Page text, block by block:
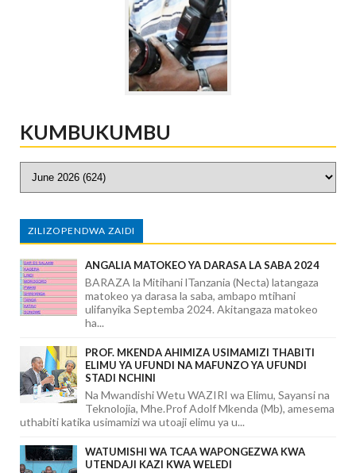
KUMBUKUMBU
ZILIZOPENDWA ZAIDI
ANGALIA MATOKEO YA DARASA LA SABA 2024
BARAZA la Mitihani lTanzania (Necta) latangaza
matokeo ya darasa la saba, ambapo mtihani
ulifanyika Septemba 2024. Akitangaza matokeo
ha...
PROF. MKENDA AHIMIZA USIMAMIZI THABITI
ELIMU YA UFUNDI NA MAFUNZO YA UFUNDI
STADI NCHINI
Na Mwandishi Wetu WAZIRI wa Elimu, Sayansi na
Teknolojia, Mhe.Prof Adolf Mkenda (Mb), amesema
uthabiti katika usimamizi wa utoaji elimu ya u...
WATUMISHI WA TCAA WAPONGEZWA KWA
UTENDAJI KAZI KWA WELEDI